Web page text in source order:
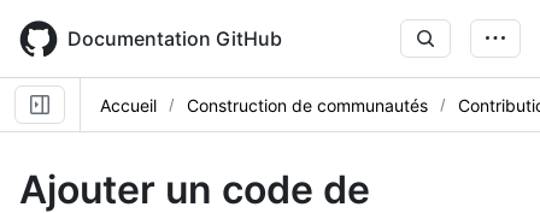
main
content
Documentation GitHub
Accueil Construction de communautés
Ajouter un code de